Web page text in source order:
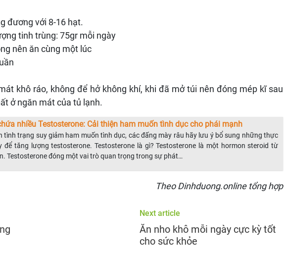
đương với 8-16 hạt.
tinh trùng: 75gr mỗi ngày
nên ăn cùng một lúc
khô ráo, không để hở không khí, khi đã mở túi nên đóng mép kĩ sau
ở ngăn mát của tủ lạnh.
nhiều Testosterone: Cải thiện ham muốn tình dục cho phái mạnh
tình trạng suy giảm ham muốn tình dục, các đấng mày râu hãy lưu ý bổ sung những thực
để tăng lượng testosterone. Testosterone là gì? Testosterone là một hormon steroid từ
Testosterone đóng một vai trò quan trọng trong sự phát…
Theo Dinhduong.online tổng hợp
Next article
Ăn nho khô mỗi ngày cực kỳ tốt
cho sức khỏe